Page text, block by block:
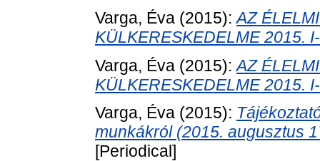
Varga, Éva (2015):AZ
KÜLKERESKEDELME 2015.
Varga, Éva (2015):AZ
KÜLKERESKEDELME 2015.
Varga, Éva (2015):
munkákról (2015. augusztus
[Periodical]